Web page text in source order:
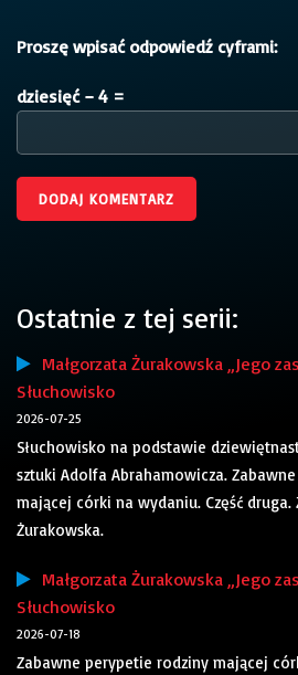
Proszę wpisać odpowiedź cyframi:
dziesięć − 4 =
Ostatnie z tej serii:
Małgorzata Żurakowska „Jego
Słuchowisko
2026-07-25
Słuchowisko na podstawie
sztuki Adolfa Abrahamowicza.
mającej córki na wydaniu. Część druga.
Żurakowska.
Małgorzata Żurakowska „Jego
Słuchowisko
2026-07-18
Zabawne perypetie rodziny mającej